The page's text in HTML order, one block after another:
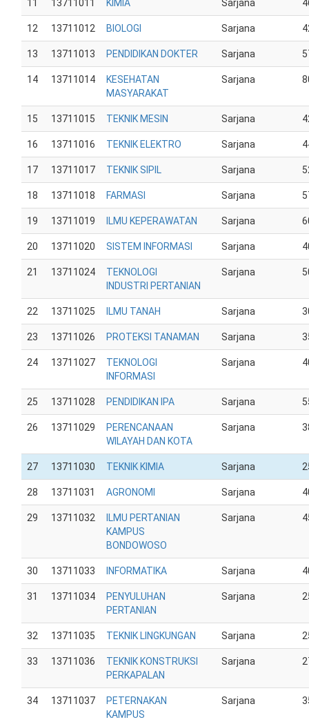
11 13711011 KIMIA Sarjana
12 13711012 BIOLOGI Sarjana
13 13711013 PENDIDIKAN DOKTER Sarjana
14 13711014
KESEHATAN
MASYARAKAT
Sarjana
15 13711015 TEKNIK MESIN Sarjana
16 13711016 TEKNIK ELEKTRO Sarjana
17 13711017 TEKNIK SIPIL Sarjana
18 13711018 FARMASI Sarjana
19 13711019 ILMU KEPERAWATAN Sarjana
20 13711020 SISTEM INFORMASI Sarjana
21 13711024
TEKNOLOGI
INDUSTRI PERTANIAN
Sarjana
22 13711025 ILMU TANAH Sarjana
23 13711026 PROTEKSI TANAMAN Sarjana
24 13711027
TEKNOLOGI
INFORMASI
Sarjana
25 13711028 PENDIDIKAN IPA Sarjana
26 13711029
PERENCANAAN
WILAYAH DAN KOTA
Sarjana
27 13711030 TEKNIK KIMIA Sarjana
28 13711031 AGRONOMI Sarjana
29 13711032
ILMU PERTANIAN
KAMPUS
BONDOWOSO
Sarjana
30 13711033 INFORMATIKA Sarjana
31 13711034
PENYULUHAN
PERTANIAN
Sarjana
32 13711035 TEKNIK LINGKUNGAN Sarjana
33 13711036
TEKNIK KONSTRUKSI
PERKAPALAN
Sarjana
34 13711037
PETERNAKAN
KAMPUS
Sarjana